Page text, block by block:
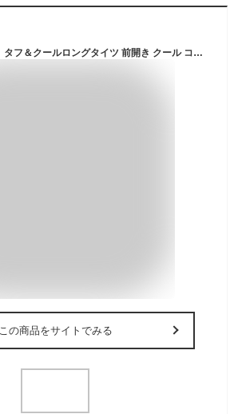
【2点までネコポス可】タフ＆クールロングタイツ 前開き クール コンプレッション CORDURA(コーデュラ) ALPHA-FORCE(アルファフォース) AF1703 アルト 夏用 メンズ 接触冷感 吸汗速乾 UVカット ストレッチ ワークインナー
この商品をサイトでみる